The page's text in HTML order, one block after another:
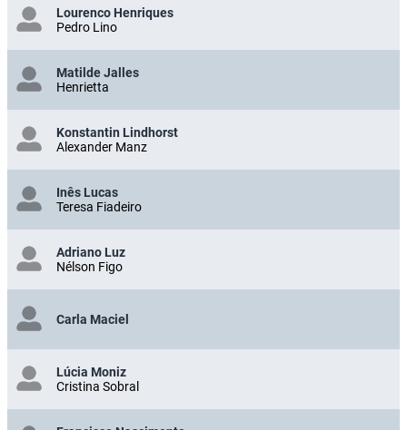
Lourenco Henriques
Pedro Lino
Matilde Jalles
Henrietta
Konstantin Lindhorst
Alexander Manz
Inês Lucas
Teresa Fiadeiro
Adriano Luz
Nélson Figo
Carla Maciel
Lúcia Moniz
Cristina Sobral